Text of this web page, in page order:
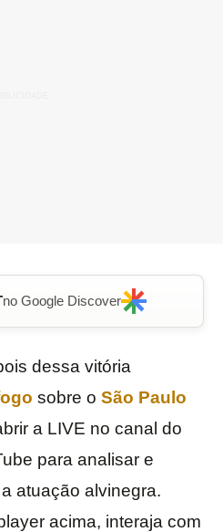
no Google Discover
dessa vitória
sobre o São Paulo
a LIVE no canal do
para analisar e
atuação alvinegra.
acima, interaja com